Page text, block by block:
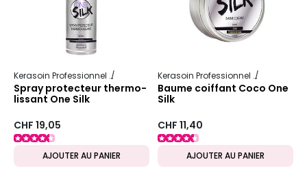
Kerasoin Professionnel
Spray protecteur thermo-
lissant One Silk
CHF 19,05
AJOUTER AU PANIER
Kerasoin Professionnel
Baume coiffant Coco One
Silk
CHF 11,40
AJOUTER AU PANIER